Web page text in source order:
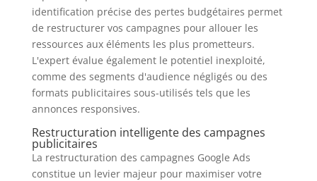
identification précise des pertes budgétaires permet
de restructurer vos campagnes pour allouer les
ressources aux éléments les plus prometteurs.
L'expert évalue également le potentiel inexploité,
comme des segments d'audience négligés ou des
formats publicitaires sous-utilisés tels que les
annonces responsives.
Restructuration intelligente des campagnes
publicitaires
La restructuration des campagnes Google Ads
constitue un levier majeur pour maximiser votre